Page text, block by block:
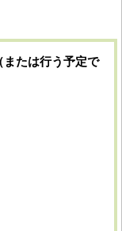
たは行う予定で